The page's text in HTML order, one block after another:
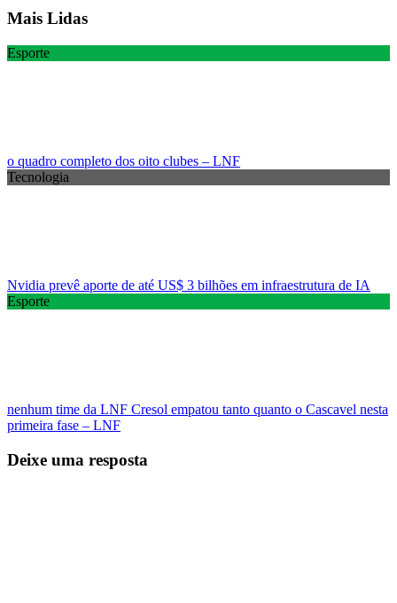
Mais Lidas
Esporte
o quadro completo dos oito clubes – LNF
Tecnologia
Nvidia prevê aporte de até US$ 3 bilhões em infraestrutura de IA
Esporte
nenhum time da LNF Cresol empatou tanto quanto o Cascavel nesta
primeira fase – LNF
Deixe uma resposta